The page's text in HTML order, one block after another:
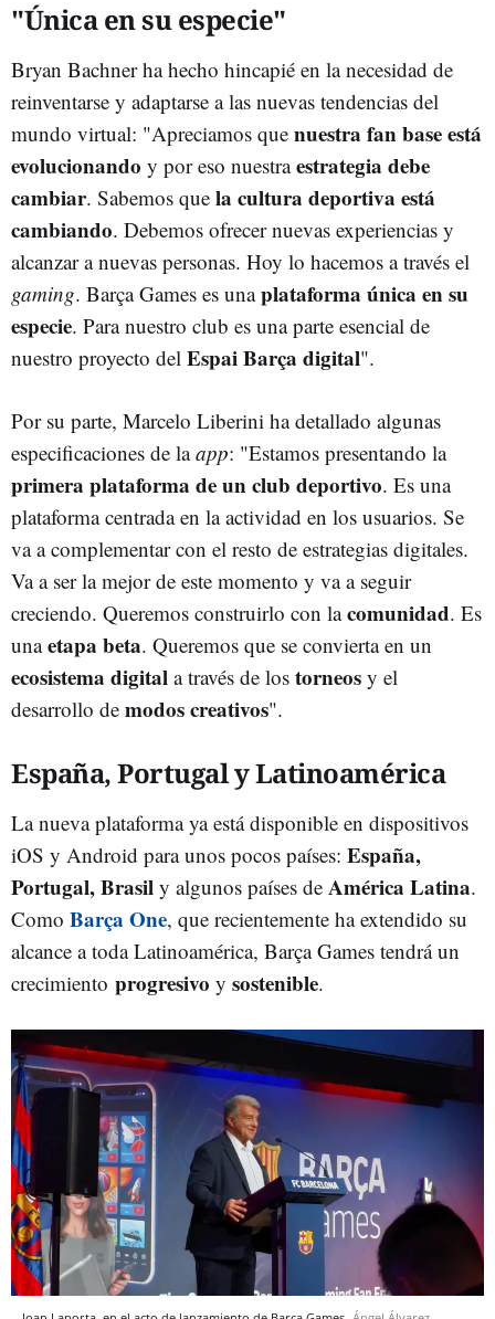
"Única en su especie"
Bryan Bachner ha hecho hincapié en la necesidad de
reinventarse y adaptarse a las nuevas tendencias del
mundo virtual: "Apreciamos que nuestra fan base está
evolucionando y por eso nuestraestrategia debe
cambiar. Sabemos que la cultura deportiva está
cambiando. Debemos ofrecer nuevas experiencias y
alcanzar a nuevas personas. Hoy lo hacemos a través el
gaming. Barça Games es unaplataforma única en su
especie. Para nuestro club es una parte esencial de
nuestro proyecto del Espai Barça digital".
Por su parte, Marcelo Liberini ha detallado algunas
especificaciones de laapp: "Estamos presentando la
primera plataforma de un club deportivo. Es una
plataforma centrada en la actividad en los usuarios. Se
va a complementar con el resto de estrategias digitales.
Va a ser la mejor de este momento y va a seguir
creciendo. Queremos construirlo con lacomunidad. Es
unaetapa beta. Queremos que se convierta en un
ecosistema digital a través de los torneos y el
desarrollo de modos creativos".
España, Portugal y Latinoamérica
La nueva plataforma ya está disponible en dispositivos
iOS y Android para unos pocos países: España,
Portugal, Brasil y algunos países de América Latina.
Como Barça One, que recientemente ha extendido su
alcance a toda Latinoamérica, Barça Games tendrá un
crecimiento progresivo y sostenible.